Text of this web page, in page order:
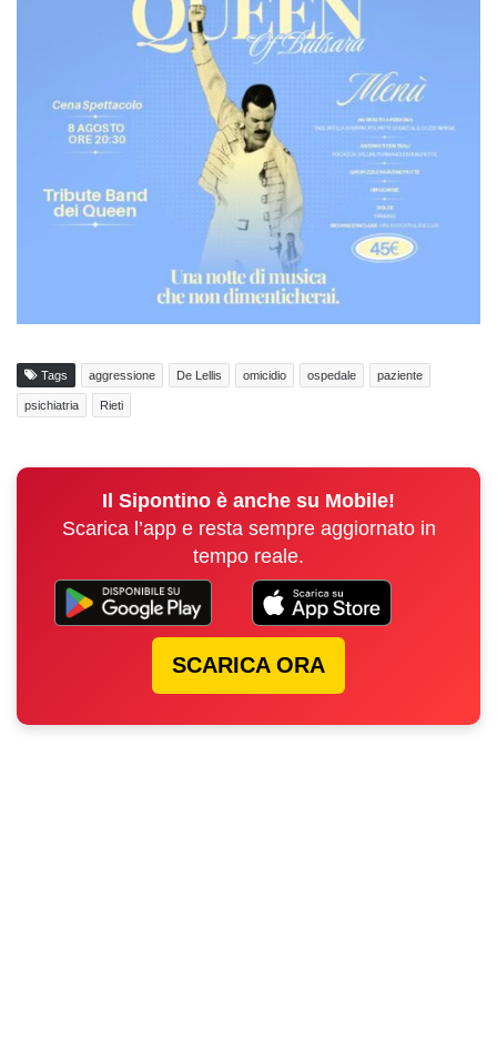
Tags aggressione De Lellis omicidio ospedale paziente
psichiatria Rieti
Il Sipontino è anche su Mobile!
Scarica l’app e resta sempre aggiornato in
tempo reale.
SCARICA ORA